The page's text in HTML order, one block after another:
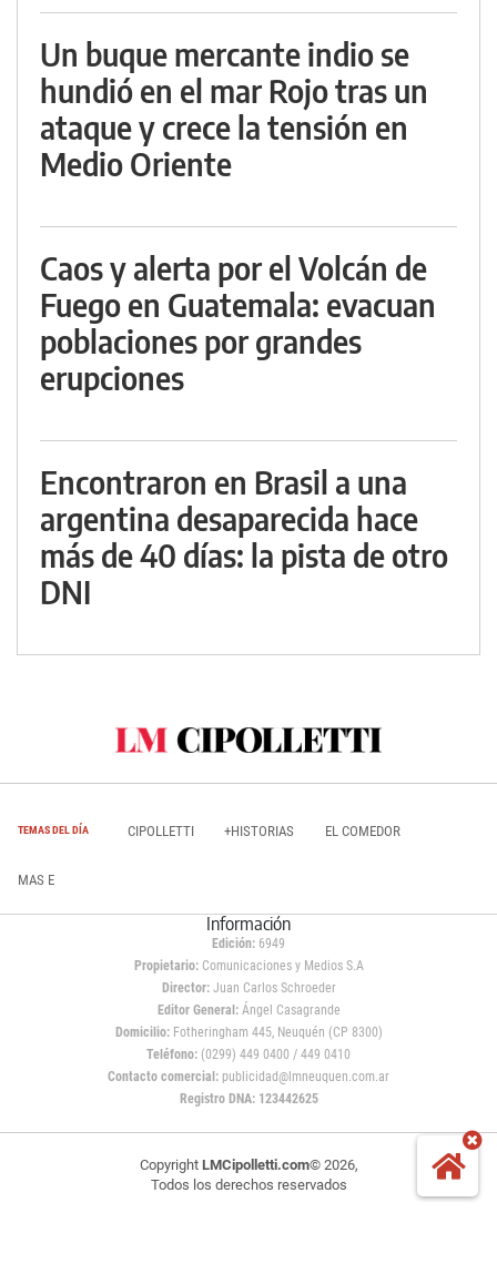
Un buque mercante indio se
hundió en el mar Rojo tras un
ataque y crece la tensión en
Medio Oriente
Caos y alerta por el Volcán de
Fuego en Guatemala: evacuan
poblaciones por grandes
erupciones
Encontraron en Brasil a una
argentina desaparecida hace
más de 40 días: la pista de otro
DNI
TEMAS DEL DÍA CIPOLLETTI +HISTORIAS EL COMEDOR
MAS E
Información
Edición: 6949
Propietario:Comunicaciones y Medios S.A
Director: Juan Carlos Schroeder
Editor General:Ángel Casagrande
Domicilio:Fotheringham 445, Neuquén (CP 8300)
Teléfono: (0299) 449 0400 / 449 0410
Contacto comercial: publicidad@lmneuquen.com.ar
Registro DNA: 123442625
Copyright LMCipolletti.com© 2026,
Todos los derechos reservados